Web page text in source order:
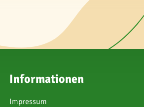
Informationen
Impressum